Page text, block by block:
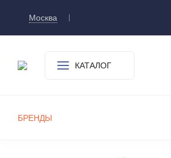
Москва
КАТАЛОГ
БРЕНДЫ